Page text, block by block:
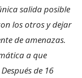
salida posible
los otros y dejar
de amenazas.
a que
de 16